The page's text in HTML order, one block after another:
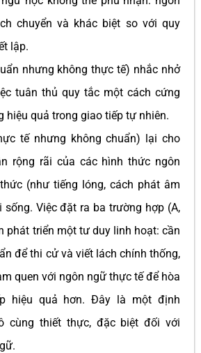
chuyển và khác biệt so với quy
lập.
nhưng không thực tế) nhắc nhở
tuân thủ quy tắc một cách cứng
hiệu quả trong giao tiếp tự nhiên.
tế nhưng không chuẩn) lại cho
rộng rãi của các hình thức ngôn
(như tiếng lóng, cách phát âm
Việc đặt ra ba trường hợp (A,
phát triển một tư duy linh hoạt: cần
để thi cử và viết lách chính thống,
quen với ngôn ngữ thực tế để hòa
hiệu quả hơn. Đây là một định
cùng thiết thực, đặc biệt đối với